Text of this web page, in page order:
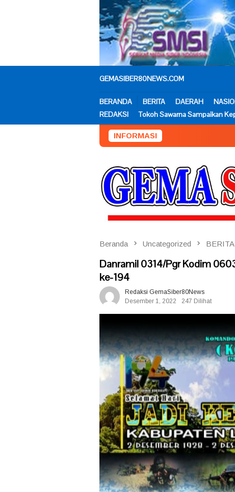
GEMASIBER80NEWS.COM
BERANDA BERITA DAERAH
REDAKSI
Tokoh Sawarna Sampaikan
INFORMASI
Beranda Uncategorized BERITA
Danramil 0314/Pgr Kodim
ke-194
Redaksi GemaSiber80News
Desember 1, 2022
247 Dilihat